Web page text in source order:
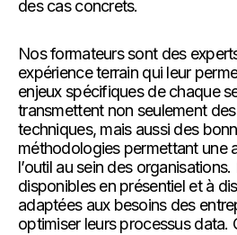
des cas concrets.
Nos formateurs sont des
expérience terrain qui leur
enjeux spécifiques de chaque
transmettent non seulement
techniques, mais aussi des
méthodologies permettant une
l’outil au sein des
disponibles en présentiel et à
adaptées aux besoins des
optimiser leurs processus data.